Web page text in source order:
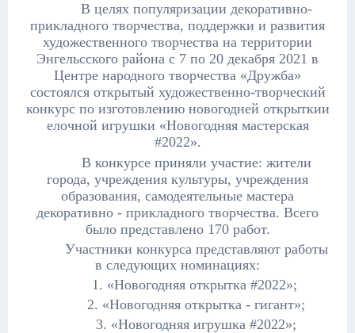
В целях популяризации декоративно-
прикладного творчества, поддержки и развития
художественного творчества на территории
Энгельсского района с 7 по 20 декабря 2021 в
Центре народного творчества «Дружба»
состоялся открытый художественно-творческий
конкурс по изготовлению новогодней открыткии
елочной игрушки «Новогодняя мастерская
#2022».
В конкурсе приняли участие: жители
города, учреждения культуры, учреждения
образования, самодеятельные мастера
декоративно - прикладного творчества. Всего
было представлено 170 работ.
Участники конкурса представляют работы
в следующих номинациях:
1. «Новогодняя открытка #2022»;
2. «Новогодняя открытка - гигант»;
3. «Новогодняя игрушка#2022»;